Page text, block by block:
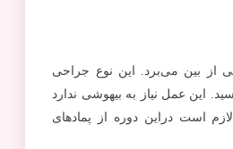
از بین می‌برد. این نوع جراحی
این عمل نیاز به بیهوشی ندارد
است دراین دوره از پمادهای